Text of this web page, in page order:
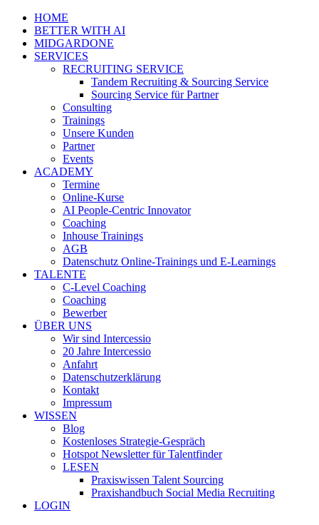
HOME
BETTER WITH AI
MIDGARDONE
SERVICES
RECRUITING SERVICE
Tandem Recruiting & Sourcing Service
Sourcing Service für Partner
Consulting
Trainings
Unsere Kunden
Partner
Events
ACADEMY
Termine
Online-Kurse
AI People-Centric Innovator
Coaching
Inhouse Trainings
AGB
Datenschutz Online-Trainings und E-Learnings
TALENTE
C-Level Coaching
Coaching
Bewerber
ÜBER UNS
Wir sind Intercessio
20 Jahre Intercessio
Anfahrt
Datenschutzerklärung
Kontakt
Impressum
WISSEN
Blog
Kostenloses Strategie-Gespräch
Hotspot Newsletter für Talentfinder
LESEN
Praxiswissen Talent Sourcing
Praxishandbuch Social Media Recruiting
LOGIN